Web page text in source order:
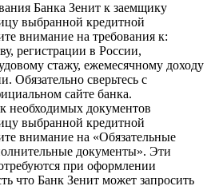
Банка Зенит к заемщику
выбранной кредитной
внимание на требования к:
регистрации в России,
стажу, ежемесячному доходу
Обязательно сверьтесь с
сайте банка.
необходимых документов
выбранной кредитной
внимание на «Обязательные
документы». Эти
при оформлении
что Банк Зенит может запросить